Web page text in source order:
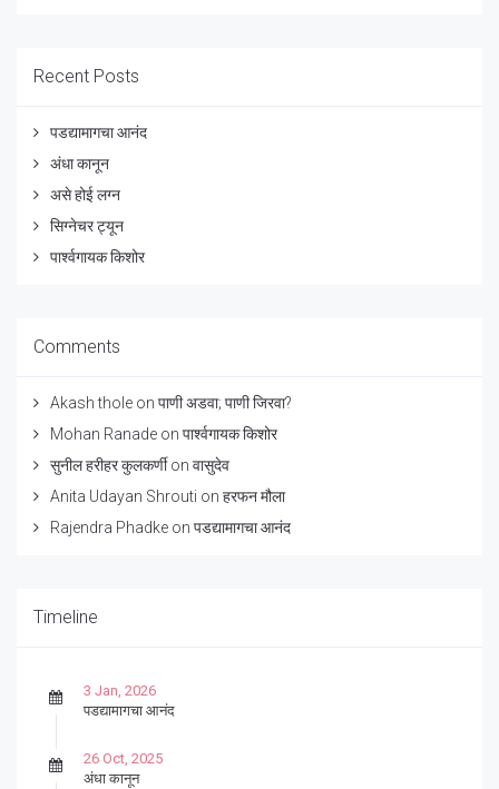
Recent Posts
पडद्यामागचा आनंद
अंधा कानून
असे होई लग्न
सिग्नेचर ट्यून
पार्श्वगायक किशोर
Comments
Akash thole on पाणी अडवा; पाणी जिरवा?
Mohan Ranade on पार्श्वगायक किशोर
सुनील हरीहर कुलकर्णीon वासुदेव
Anita Udayan Shrouti on हरफन मौला
Rajendra Phadke on पडद्यामागचा आनंद
Timeline
3 Jan, 2026
पडद्यामागचा आनंद
26 Oct, 2025
अंधा कानून